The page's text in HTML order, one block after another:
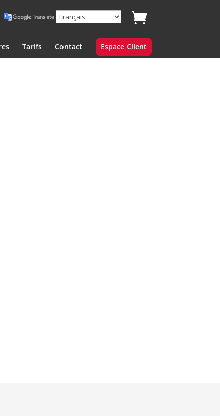
Tarifs Contact Espace Client